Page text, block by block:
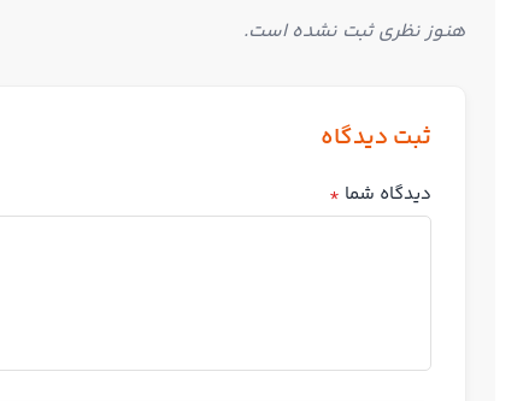
هنوز نظری ثبت نشده است.
ثبت دیدگاه
دیدگاه شما *